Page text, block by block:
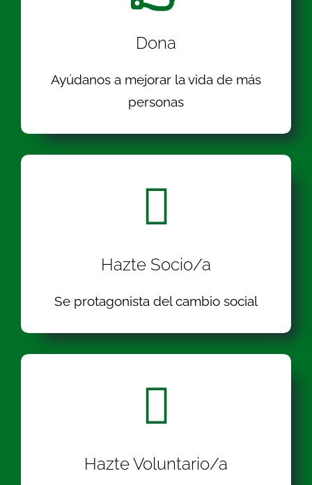
Dona
Ayúdanos a mejorar la vida de más
personas
Hazte Socio/a
Se protagonista del cambio social
Hazte Voluntario/a